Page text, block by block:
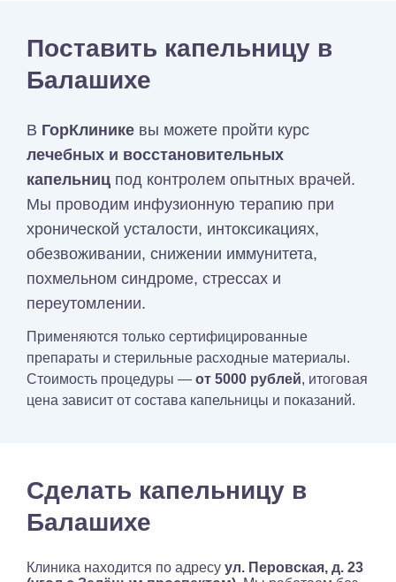
Поставить капельницу в
Балашихе
В ГорКлинике вы можете пройти курс
лечебных и восстановительных
капельниц под контролем опытных врачей.
Мы проводим инфузионную терапию при
хронической усталости, интоксикациях,
обезвоживании, снижении иммунитета,
похмельном синдроме, стрессах и
переутомлении.
Применяются только сертифицированные
препараты и стерильные расходные материалы.
Стоимость процедуры — от 5000 рублей, итоговая
цена зависит от состава капельницы и показаний.
Сделать капельницу в
Балашихе
Клиника находится по адресу ул. Перовская, д. 23